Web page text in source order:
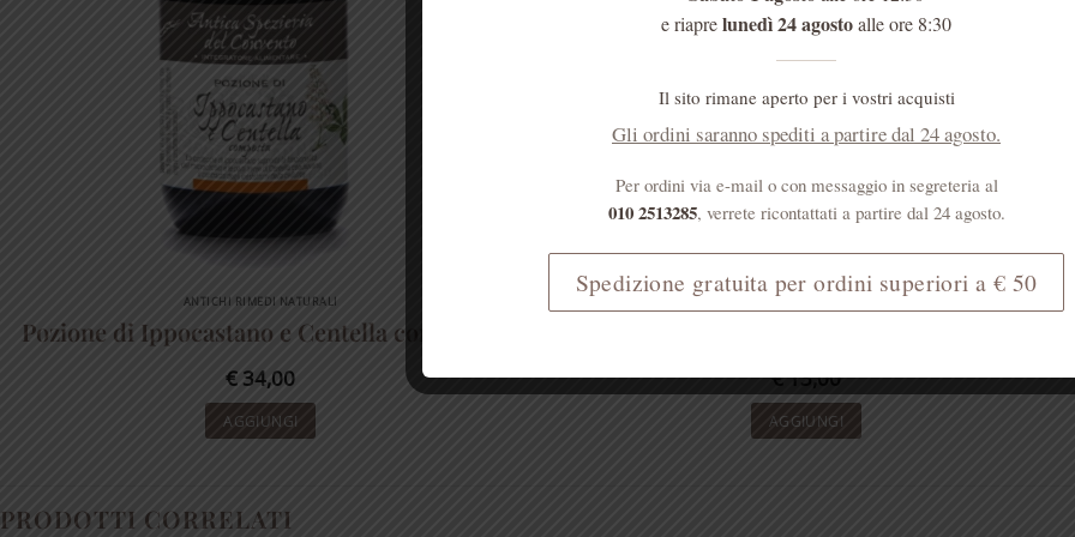
ANTICHI RIMEDI NATURALI
Pozione di Ippocastano e Centella composta
€34,00
AGGIUNGI
DETERGENTI
€13,00
AGGIUNGI
PRODOTTI CORRELATI
e riaprelunedì 24 agostoalle ore 8:30
Il sito rimane aperto per i vostri acquisti
Gli ordini saranno spediti a partire dal 24 agosto.
Per ordini via e-mail o con messaggio in segreteria al
010 2513285, verrete ricontattati a partire dal 24 agosto.
Spedizione gratuita per ordini superiori a € 50